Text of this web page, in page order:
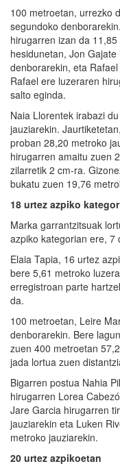
100 metroetan, urrezko
segundoko
hirugarren izan da
hesidunetan, Jon
denborarekin, eta
Rafael ere luzeraren
salto eginda.
Naia Llorentek irabazi
jauziarekin.
proban 28,20 metroko
hirugarren amaitu zuen
zilarretik 2 cm-ra.
bukatu zuen 19,76
18 urtez azpiko
Marka garrantzitsuak
azpiko kategorian ere, 7
Elaia Tapia, 16 urtez
bere 5,61 metroko
erregistroan parte
da.
100 metroetan, Leire
denborarekin. Bere
zuen 400 metroetan
jada lortua zuen
Bigarren postua Nahia
hirugarren Lorea
Jare Garcia hirugarren
jauziarekin eta Luken
metroko jauziarekin.
20 urtez azpikoetan